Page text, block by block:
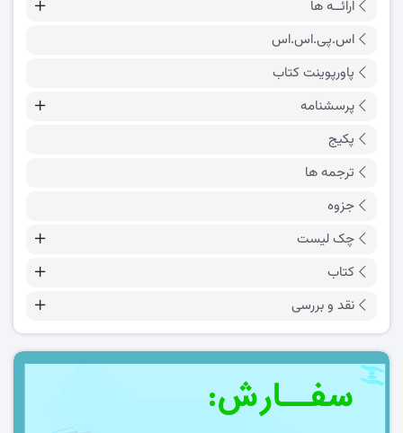
ارائــه ها
اس.پی.اس.اس
پاورپوینت کتاب
پرسشنامه
پکیج
ترجمه ها
جزوه
چک لیست
کتاب
نقد و بررسی